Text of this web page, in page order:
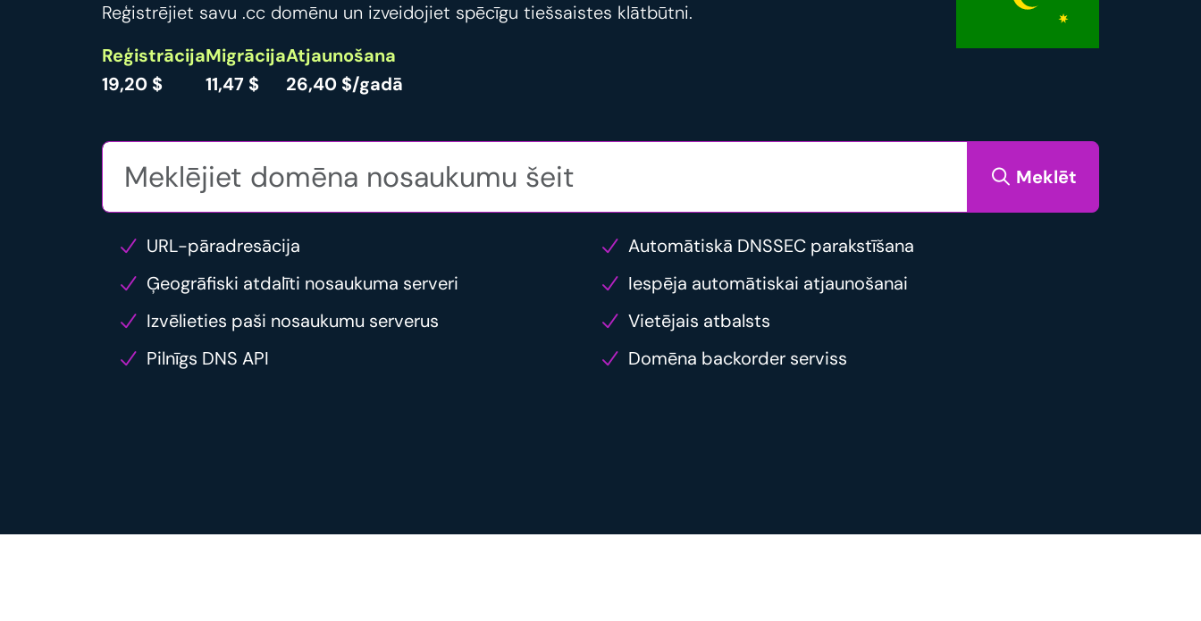
Reģistrējiet savu .cc domēnu un izveidojiet spēcīgu tiešsaistes klātbūtni.
Reģistrācija
19,20 $
Migrācija
11,47 $
Atjaunošana
26,40 $/gadā
Meklēt
URL-pāradresācija
Automātiskā DNSSEC parakstīšana
Ģeogrāfiski atdalīti nosaukuma serveri
Iespēja automātiskai atjaunošanai
Izvēlieties paši nosaukumu serverus
Vietējais atbalsts
Pilnīgs DNS API
Domēna backorder serviss